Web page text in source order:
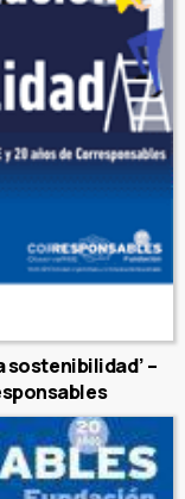
sostenibilidad’ –